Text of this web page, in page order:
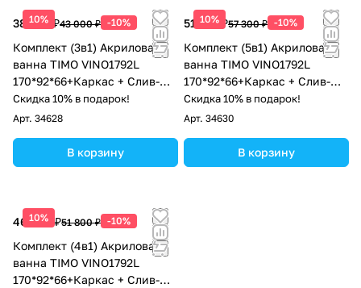
10%
38 700 ₽43 000 ₽ -10%
Комплект (3в1) Акриловая
ванна TIMO VINO1792L
170*92*66+Каркас + Слив-
перелив
Скидка 10% в подарок!
Арт. 34628
В корзину
10%
51 570 ₽57 300 ₽ -10%
Комплект (5в1) Акриловая
ванна TIMO VINO1792L
170*92*66+Каркас + Слив-
перелив+Фронтальная
панель+Торцевая панель
Скидка 10% в подарок!
Арт. 34630
В корзину
10%
46 620 ₽51 800 ₽ -10%
Комплект (4в1) Акриловая
ванна TIMO VINO1792L
170*92*66+Каркас + Слив-